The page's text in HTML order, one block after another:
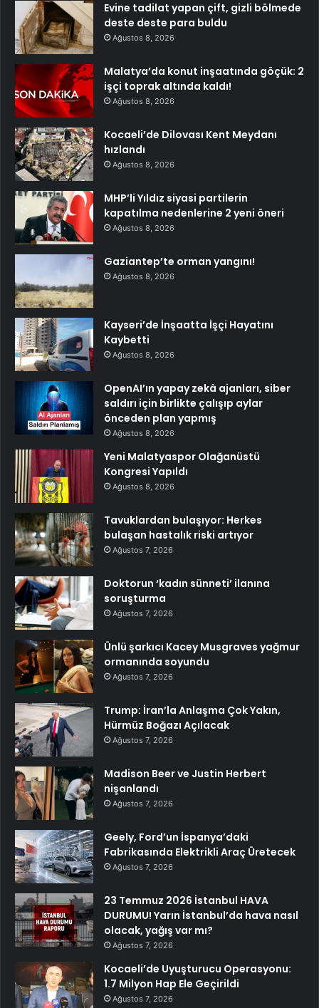
Evine tadilat yapan çift, gizli bölmede
deste deste para buldu
Ağustos 8, 2026
Malatya’da konut inşaatında göçük: 2
işçi toprak altında kaldı!
Ağustos 8, 2026
Kocaeli’de Dilovası Kent Meydanı
hızlandı
Ağustos 8, 2026
MHP’li Yıldız siyasi partilerin
kapatılma nedenlerine 2 yeni öneri
Ağustos 8, 2026
Gaziantep’te orman yangını!
Ağustos 8, 2026
Kayseri’de İnşaatta İşçi Hayatını
Kaybetti
Ağustos 8, 2026
OpenAI’ın yapay zekâ ajanları, siber
saldırı için birlikte çalışıp aylar
önceden plan yapmış
Ağustos 8, 2026
Yeni Malatyaspor Olağanüstü
Kongresi Yapıldı
Ağustos 8, 2026
Tavuklardan bulaşıyor: Herkes
bulaşan hastalık riski artıyor
Ağustos 7, 2026
Doktorun ‘kadın sünneti’ ilanına
soruşturma
Ağustos 7, 2026
Ünlü şarkıcı Kacey Musgraves yağmur
ormanında soyundu
Ağustos 7, 2026
Trump: İran’la Anlaşma Çok Yakın,
Hürmüz Boğazı Açılacak
Ağustos 7, 2026
Madison Beer ve Justin Herbert
nişanlandı
Ağustos 7, 2026
Geely, Ford’un İspanya’daki
Fabrikasında Elektrikli Araç Üretecek
Ağustos 7, 2026
23 Temmuz 2026 İstanbul HAVA
DURUMU! Yarın İstanbul’da hava nasıl
olacak, yağış var mı?
Ağustos 7, 2026
Kocaeli’de Uyuşturucu Operasyonu:
1.7 Milyon Hap Ele Geçirildi
Ağustos 7, 2026